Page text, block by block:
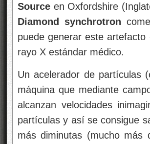
Source en Oxfordshire
Diamond synchrotron
puede generar este
rayo X estándar médico.
Un acelerador de partículas
máquina que mediante
alcanzan velocidades
partículas y así se consigue
más diminutas (mucho